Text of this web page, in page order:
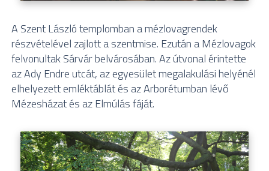
A Szent László templomban a mézlovagrendek
részvételével zajlott a szentmise. Ezután a Mézlovagok
felvonultak Sárvár belvárosában. Az útvonal érintette
az Ady Endre utcát, az egyesület megalakulási helyénél
elhelyezett emléktáblát és az Arborétumban lévő
Mézesházat és az Elmúlás fáját.